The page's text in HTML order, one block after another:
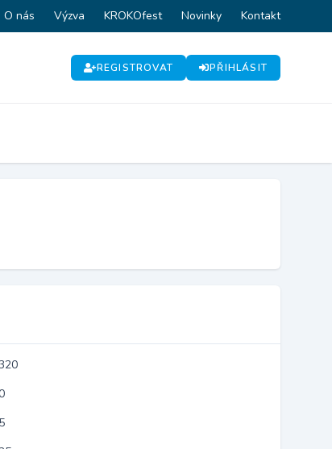
O nás Výzva KROKOfest Novinky Kontakt
REGISTROVAT PŘIHLÁSIT